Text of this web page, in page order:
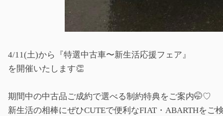
4/11(土)から『特選中古車〜新生活応援フェア』
を開催いたします👏
期間中の中古品ご成約で選べる制約特典をご案内🤭♡
新生活の相棒にぜひCUTEで便利なFIAT・ABARTHをご